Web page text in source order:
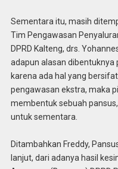
Sementara itu, masih
Tim Pengawasan
DPRD Kalteng, drs.
adapun alasan dibentuknya
karena ada hal yang
pengawasan ekstra, maka
membentuk sebuah
untuk sementara.
Ditambahkan Freddy,
lanjut, dari adanya hasil